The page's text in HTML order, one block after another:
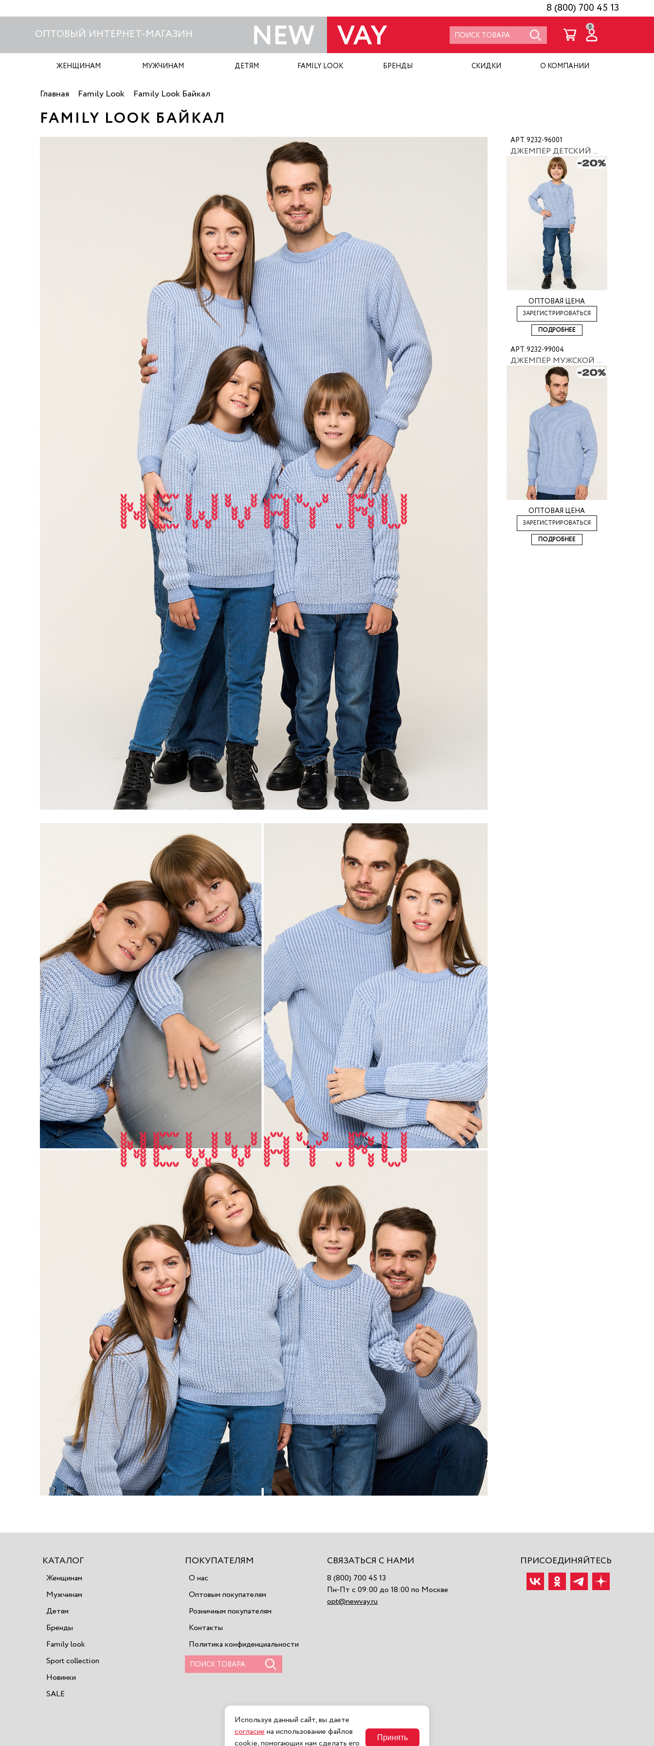
8 (800) 700 45 13
ОПТОВЫЙ ИНТЕРНЕТ-МАГАЗИН
0
ЖЕНЩИНАМ МУЖЧИНАМ ДЕТЯМ FAMILY LOOK БРЕНДЫ СКИДКИ О КОМПАНИИ
Главная Family Look Family Look Байкал
FAMILY LOOK БАЙКАЛ
АРТ. 9232-96001
ДЖЕМПЕР ДЕТСКИЙ NEWVAY 9232-96001
ОПТОВАЯ ЦЕНА
ЗАРЕГИСТРИРОВАТЬСЯ
ПОДРОБНЕЕ
АРТ. 9232-99004
ДЖЕМПЕР МУЖСКОЙ NEWVAY 9232-99004
ОПТОВАЯ ЦЕНА
ЗАРЕГИСТРИРОВАТЬСЯ
ПОДРОБНЕЕ
КАТАЛОГ
Женщинам
Мужчинам
Детям
Бренды
Family look
Sport collection
Новинки
SALE
ПОКУПАТЕЛЯМ
О нас
Оптовым покупателям
Розничным покупателям
Контакты
Политика конфиденциальности
СВЯЗАТЬСЯ С НАМИ
8 (800) 700 45 13
Пн-Пт с 09:00 до 18:00 по Москве
opt@newvay.ru
ПРИСОЕДИНЯЙТЕСЬ
Используя данный сайт, вы даете
согласие на использование файлов
cookie, помогающих нам сделать его
Принять